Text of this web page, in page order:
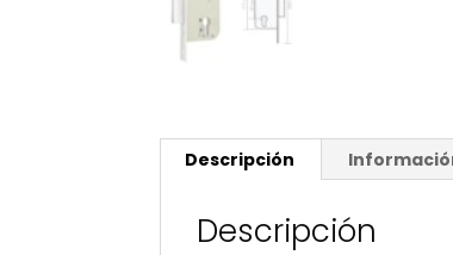
Descripción
Descripción